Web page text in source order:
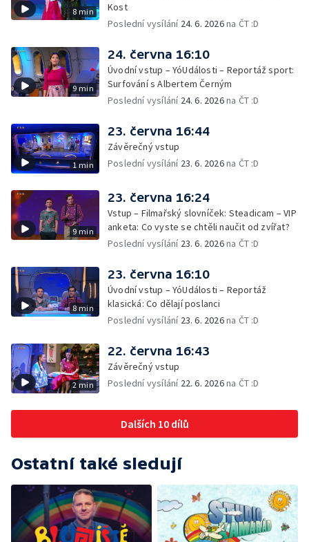
8 min
Kost
Poslední vysílání 24. 6. 2026na ČT :D
9 min
24. června 16:10
Úvodní vstup – YóUdálosti – Reportáž sport:
Surfování s Albertem Černým
Poslední vysílání 24. 6. 2026na ČT :D
1 min
23. června 16:44
Závěrečný vstup
Poslední vysílání 23. 6. 2026na ČT :D
9 min
23. června 16:24
Vstup – Filmařský slovníček: Steadicam – VIP
anketa: Co vyste se chtěli naučit od zvířat?
Poslední vysílání 23. 6. 2026na ČT :D
8 min
23. června 16:10
Úvodní vstup – YóUdálosti – Reportáž
klasická: Co dělají poslanci
Poslední vysílání 23. 6. 2026na ČT :D
2 min
22. června 16:43
Závěrečný vstup
Poslední vysílání 22. 6. 2026na ČT :D
Dalších 10 dílů
Ostatní také sledují